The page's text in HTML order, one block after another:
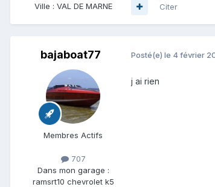
Ville : VAL DE MARNE Citer
bajaboat77
Membres Actifs
707
Dans mon garage :
ramsrt10 chevrolet k5
Posté(e) le 4 février
j ai rien